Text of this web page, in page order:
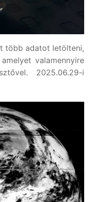
több adatot letölteni,
valamennyire
2025.06.29-i